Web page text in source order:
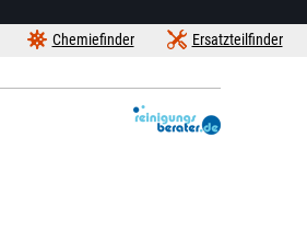
Ersatzteilfinder
Chemiefinder